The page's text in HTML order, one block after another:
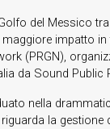
del Messico
impatto
(PRGN),
da Sound Public
nella
la